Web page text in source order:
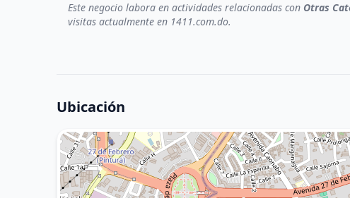
Este negocio labora en actividades relacionadas con Otras
visitas actualmente en 1411.com.do.
Ubicación